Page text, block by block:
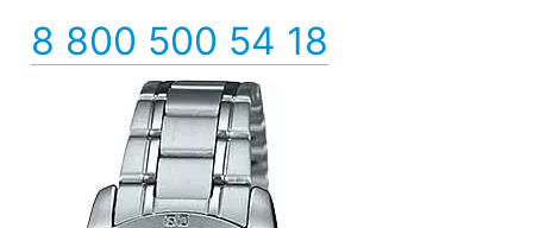
8 800 500 54 18